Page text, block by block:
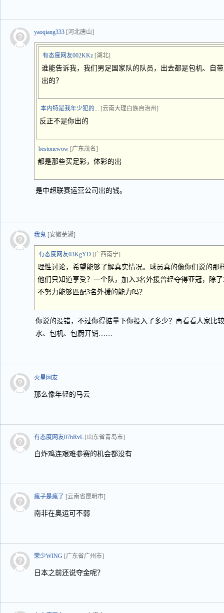
yaoqiang333 [河北唐山]
有态度网友002KKz [湖北]
谁能告诉我，我们男足国家队的队员，出去都是包机、自
出的？
本内特是我年少犯的... [云南大理白族自治州]
反正不是你出的
bestonewow [广东茂名]
都是那些买足彩，体彩的出
是中超联赛运营公司出的钱。
我鬼 [安徽芜湖]
有态度网友03KgYD [广西南宁]
理性讨论，希望能够了解真实情况。球员真的像你们说的那
他们只知道享受？一个队，加入3名外援曾经夺得亚冠，除
不努力能够匹配3名外援的能力吗？
你说的没错，不过你得掂量下你投入了多少？再看看人家比
水、包机、包厨开销……
火星网友
那么像年轻的马云
有态度网友07hRvL [山东省青岛市]
白炸鸡连艰难参赛的机会都没有
瘋子是瘋了 [云南省昆明市]
南非在奥运可不弱
荣少WING [广东省广州市]
日本之前还说夺金呢？